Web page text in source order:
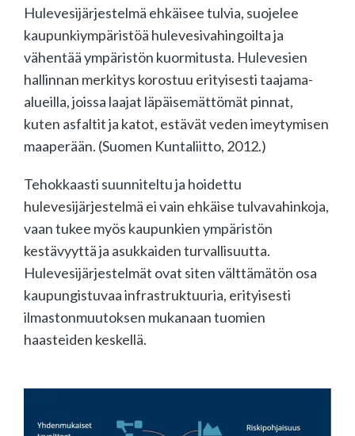
Hulevesijärjestelmä ehkäisee tulvia, suojelee
kaupunkiympäristöä hulevesivahingoilta ja
vähentää ympäristön kuormitusta. Hulevesien
hallinnan merkitys korostuu erityisesti taajama-
alueilla, joissa laajat läpäisemättömät pinnat,
kuten asfaltit ja katot, estävät veden imeytymisen
maaperään. (Suomen Kuntaliitto, 2012.)
Tehokkaasti suunniteltu ja hoidettu
hulevesijärjestelmä ei vain ehkäise tulvavahinkoja,
vaan tukee myös kaupunkien ympäristön
kestävyyttä ja asukkaiden turvallisuutta.
Hulevesijärjestelmät ovat siten välttämätön osa
kaupungistuvaa infrastruktuuria, erityisesti
ilmastonmuutoksen mukanaan tuomien
haasteiden keskellä.